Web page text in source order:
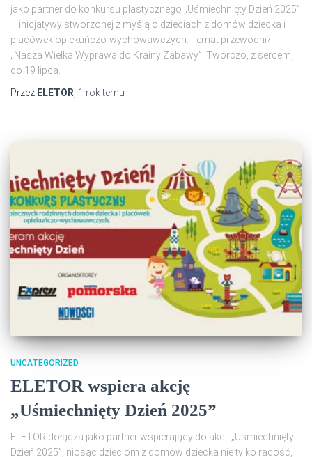
jako partner do konkursu plastycznego „Uśmiechnięty Dzień 2025”
– inicjatywy stworzonej z myślą o dzieciach z domów dziecka i
placówek opiekuńczo-wychowawczych. Temat przewodni?
„Nasza Wielka Wyprawa do Krainy Zabawy”. Twórczo, z sercem,
do 19 lipca.
Przez ELETOR 1 roktemu
UNCATEGORIZED
ELETOR wspiera akcję
„Uśmiechnięty Dzień 2025”
ELETOR dołącza jako partner wspierający do akcji „Uśmiechnięty
Dzień 2025”, niosąc dzieciom z domów dziecka nie tylko radość,